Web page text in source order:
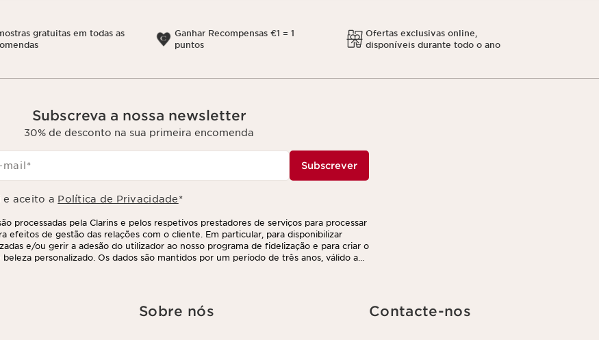
gratuitas em todas as
Ganhar Recompensas €1 = 1
puntos
Ofertas exclusivas online,
disponíveis durante todo o ano
Subscreva a nossa newsletter
30% de desconto na sua primeira encomenda
* Subscrever
e aceito a Política de Privacidade*
processadas pela Clarins e pelos respetivos prestadores de serviços para processar
efeitos de gestão das relações com o cliente. Em particular, para disponibilizar
e/ou gerir a adesão do utilizador ao nosso programa de fidelização e para criar o
personalizado. Os dados são mantidos por um período de três anos, válido a
contacto ou encomenda. Tem o direito de aceder, corrigir, eliminar e transferir as
Sobre nós Contacte-nos